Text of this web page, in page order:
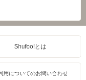
Shufoo!とは
用についてのお問い合わせ